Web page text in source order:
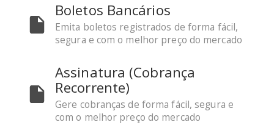
Boletos Bancários
Emita boletos registrados de forma fácil,
segura e com o melhor preço do mercado
Assinatura (Cobrança
Recorrente)
Gere cobranças de forma fácil, segura e
com o melhor preço do mercado